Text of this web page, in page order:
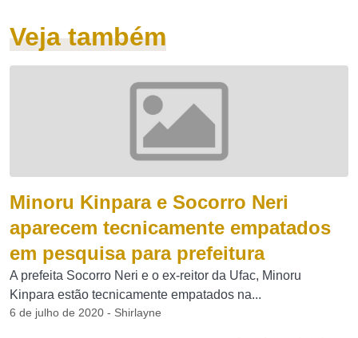
Veja também
Minoru Kinpara e Socorro Neri
aparecem tecnicamente empatados
em pesquisa para prefeitura
A prefeita Socorro Neri e o ex-reitor da Ufac, Minoru
Kinpara estão tecnicamente empatados na...
6 de julho de 2020 - Shirlayne